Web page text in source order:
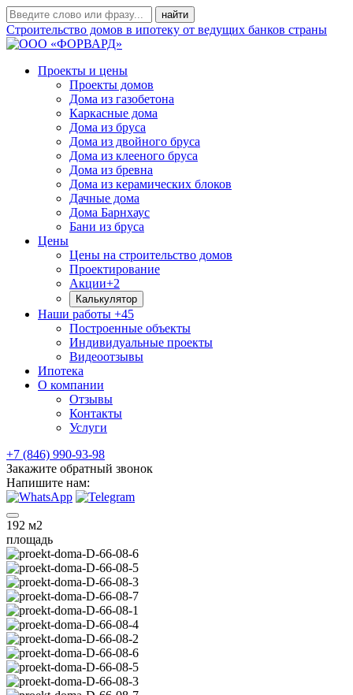
Строительство домов в ипотеку от ведущих банков страны
Проекты и цены
Проекты домов
Дома из газобетона
Каркасные дома
Дома из бруса
Дома из двойного бруса
Дома из клееного бруса
Дома из бревна
Дома из керамических блоков
Дачные дома
Дома Барнхаус
Бани из бруса
Цены
Цены на строительство домов
Проектирование
Акции+2
Калькулятор
Наши работы +45
Построенные объекты
Индивидуальные проекты
Видеоотзывы
Ипотека
О компании
Отзывы
Контакты
Услуги
+7 (846) 990-93-98
Закажите обратный звонок
Напишите нам:
192 м2
площадь